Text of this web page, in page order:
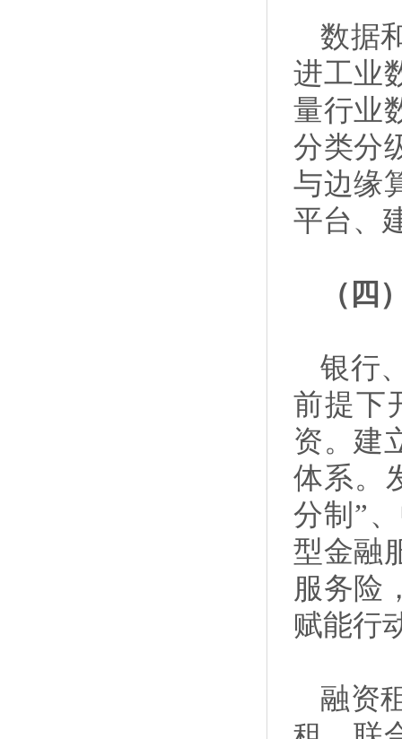
数据
进工业
量行业
分类分
与边缘
平台、
（四
银行
前提下
资。建
体系。
分制”
型金融
服务险
赋能行
融资